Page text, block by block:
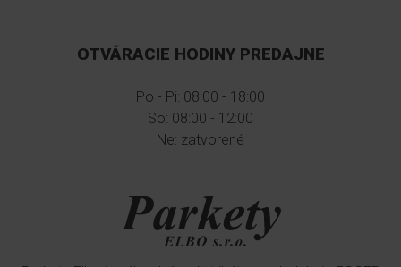
OTVÁRACIE HODINY PREDAJNE
Po - Pi: 08:00 - 18:00
So: 08:00 - 12:00
Ne: zatvorené